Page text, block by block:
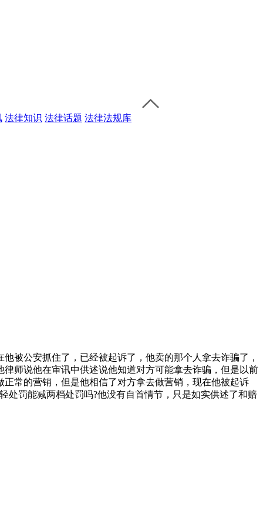
法律知识 法律话题 法律法规库
被公安抓住了，已经被起诉了，他卖的那个人拿去诈骗了，
师说他在审讯中供述说他知道对方可能拿去诈骗，但是以前
常的营销，但是他相信了对方拿去做营销，现在他被起诉
处罚能减两档处罚吗?他没有自首情节，只是如实供述了和赔